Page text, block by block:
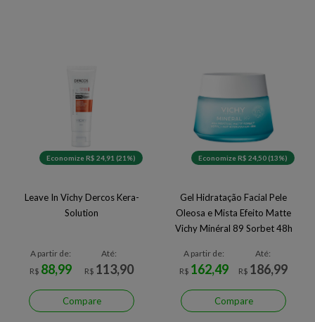
Economize R$ 24,91 (21%)
Leave In Vichy Dercos Kera-
Solution
A partir de:
R$ 88,99
Até:
R$ 113,90
Compare
Economize R$ 24,50 (13%)
Gel Hidratação Facial Pele
Oleosa e Mista Efeito Matte
Vichy Minéral 89 Sorbet 48h
A partir de:
R$ 162,49
Até:
R$ 186,99
Compare